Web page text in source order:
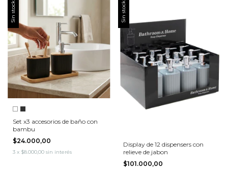
Sin stock
Set x3 accesorios de baño con
bambu
$24.000,00
3 x $8.000,00 sin interés
Sin stock
Display de 12 dispensers con
relieve de jabon
$101.000,00